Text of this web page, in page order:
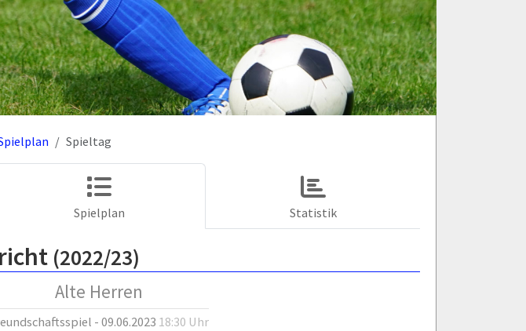
Spieltag
Spielplan Statistik
(2022/23)
Alte Herren
- 09.06.2023 18:30 Uhr